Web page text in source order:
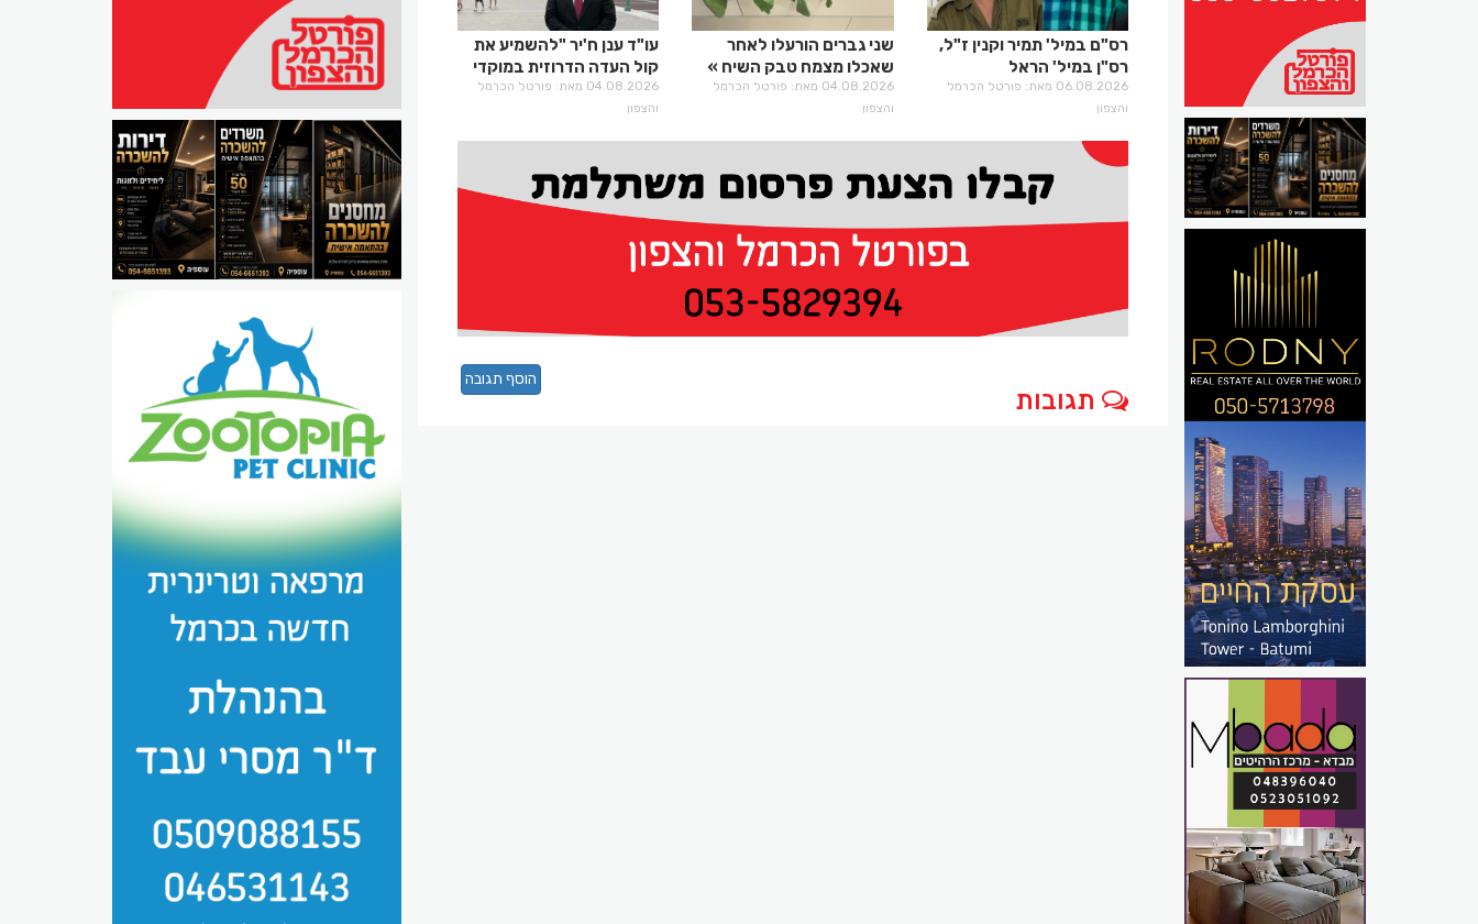
רס"ם במיל' תמיר וקנין ז"ל,
רס"ן במיל' הראל
בירנשטוק ז"ל06.08.2026 מאת: פורטל הכרמל
והצפון
שני גברים הורעלו לאחר
שאכלו מצמח טבק השיח
04.08.2026 מאת: פורטל הכרמל
והצפון
עו"ד ענן ח'יר "להשמיע את
קול העדה הדרוזית במוקדי
קבלת ההחלטות"04.08.2026 מאת: פורטל הכרמל
והצפון
תגובות
הוסף תגובה